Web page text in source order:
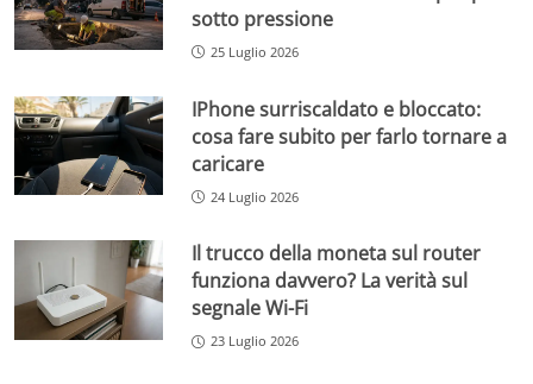
sotto pressione
25 Luglio 2026
IPhone surriscaldato e bloccato:
cosa fare subito per farlo tornare a
caricare
24 Luglio 2026
Il trucco della moneta sul router
funziona davvero? La verità sul
segnale Wi-Fi
23 Luglio 2026